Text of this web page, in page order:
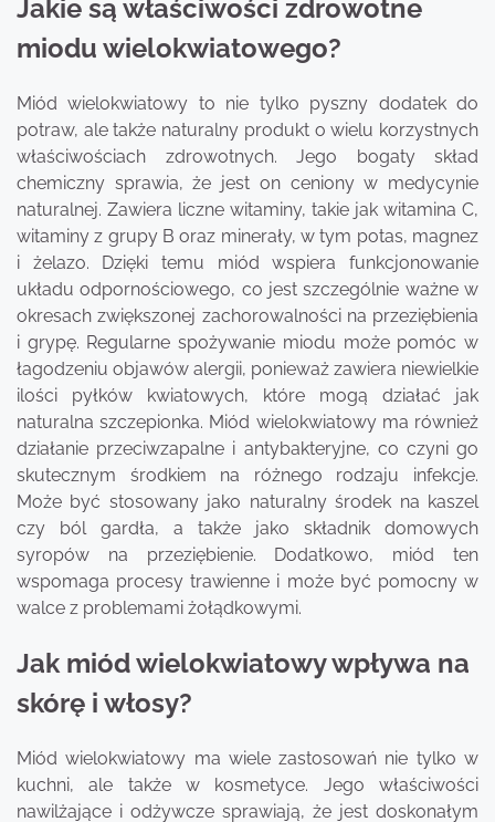
Jakie są właściwości zdrowotne
miodu wielokwiatowego?
Miód wielokwiatowy to nie tylko pyszny dodatek do
potraw, ale także naturalny produkt o wielu korzystnych
właściwościach zdrowotnych. Jego bogaty skład
chemiczny sprawia, że jest on ceniony w medycynie
naturalnej. Zawiera liczne witaminy, takie jak witamina C,
witaminy z grupy B oraz minerały, w tym potas, magnez
i żelazo. Dzięki temu miód wspiera funkcjonowanie
układu odpornościowego, co jest szczególnie ważne w
okresach zwiększonej zachorowalności na przeziębienia
i grypę. Regularne spożywanie miodu może pomóc w
łagodzeniu objawów alergii, ponieważ zawiera niewielkie
ilości pyłków kwiatowych, które mogą działać jak
naturalna szczepionka. Miód wielokwiatowy ma również
działanie przeciwzapalne i antybakteryjne, co czyni go
skutecznym środkiem na różnego rodzaju infekcje.
Może być stosowany jako naturalny środek na kaszel
czy ból gardła, a także jako składnik domowych
syropów na przeziębienie. Dodatkowo, miód ten
wspomaga procesy trawienne i może być pomocny w
walce z problemami żołądkowymi.
Jak miód wielokwiatowy wpływa na
skórę i włosy?
Miód wielokwiatowy ma wiele zastosowań nie tylko w
kuchni, ale także w kosmetyce. Jego właściwości
nawilżające i odżywcze sprawiają, że jest doskonałym